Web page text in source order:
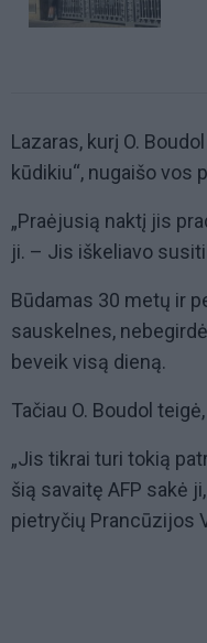
Lazaras, kurį O.
kūdikiu“, nugaišo vos
„Praėjusią naktį jis
ji. – Jis iškeliavo
Būdamas 30 metų ir
sauskelnes,
beveik visą dieną.
Tačiau O. Boudol
„Jis tikrai turi tokią
šią savaitę AFP sakė
pietryčių Prancūzijos